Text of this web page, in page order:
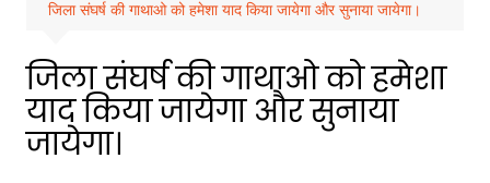
जिला संघर्ष की गाथाओ को हमेशा याद किया जायेगा और सुनाया जायेगा।
जिला संघर्ष की गाथाओ को हमेशा
याद किया जायेगा और सुनाया
जायेगा।